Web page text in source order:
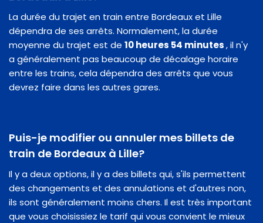
La durée du trajet en train entre Bordeaux et Lille
dépendra de ses arrêts. Normalement, la durée
moyenne du trajet est de 10 heures 54 minutes, il n'y
a généralement pas beaucoup de décalage horaire
entre les trains, cela dépendra des arrêts que vous
devrez faire dans les autres gares.
Puis-je modifier ou annuler mes billets de
train de Bordeaux à Lille?
Il y a deux options, il y a des billets qui, s'ils permettent
des changements et des annulations et d'autres non,
ils sont généralement moins chers. Il est très important
que vous choisissiez le tarif qui vous convient le mieux